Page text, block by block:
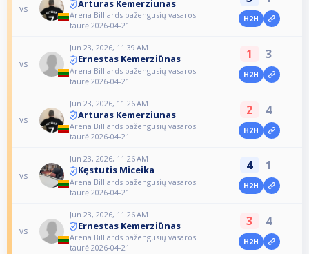
vs Arturas Kemerziunas
Arena Billiards pažengusių vasaros
taurė 2026-04-21
H2H
vs
Jun 23, 2026, 11:39 AM
Ernestas Kemerziūnas
Arena Billiards pažengusių vasaros
taurė 2026-04-21
1 3
H2H
vs
Jun 23, 2026, 11:26 AM
Arturas Kemerziunas
Arena Billiards pažengusių vasaros
taurė 2026-04-21
2 4
H2H
vs
Jun 23, 2026, 11:26 AM
Kęstutis Miceika
Arena Billiards pažengusių vasaros
taurė 2026-04-21
4 1
H2H
vs
Jun 23, 2026, 11:26 AM
Ernestas Kemerziūnas
Arena Billiards pažengusių vasaros
taurė 2026-04-21
3 4
H2H